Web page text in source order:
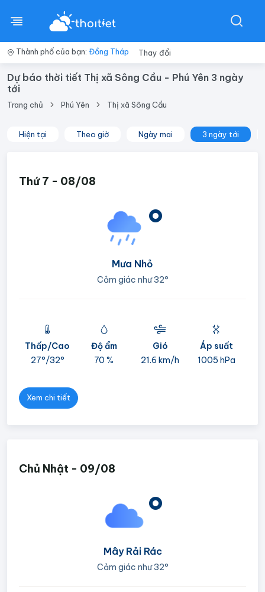
Thành phố của bạn: Đồng Tháp Thay đổi
Dự báo thời tiết Thị xã Sông Cầu - Phú Yên 3 ngày
tới
Trang chủ Phú Yên Thị xã Sông Cầu
Hiện tại Theo giờ Ngày mai 3 ngày tới
Thứ 7 - 08/08
°
Mưa Nhỏ
Cảm giác như32°
Thấp/Cao
27°/32°
Độ ẩm
70 %
Gió
21.6 km/h
Áp suất
1005 hPa
Xem chi tiết
Chủ Nhật - 09/08
°
Mây Rải Rác
Cảm giác như32°